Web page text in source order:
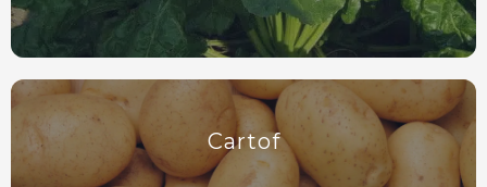
Cartof